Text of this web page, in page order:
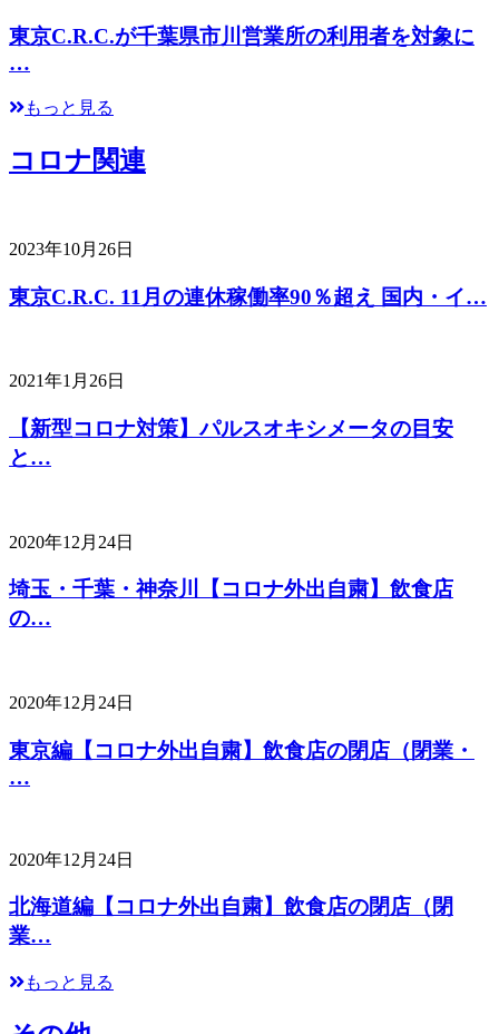
東京C.R.C.が千葉県市川営業所の利用者を対象に
…
もっと見る
コロナ関連
2023年10月26日
東京C.R.C. 11月の連休稼働率90％超え 国内・イ…
2021年1月26日
【新型コロナ対策】パルスオキシメータの目安
と…
2020年12月24日
埼玉・千葉・神奈川【コロナ外出自粛】飲食店
の…
2020年12月24日
東京編【コロナ外出自粛】飲食店の閉店（閉業・
…
2020年12月24日
北海道編【コロナ外出自粛】飲食店の閉店（閉
業…
もっと見る